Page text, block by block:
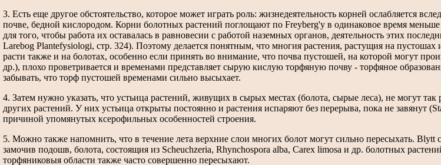
3. Есть еще другое обстоятельство, которое может играть роль: жизнедеятельность корней ослабляется
почве, бедной кислородом. Корни болотных растений поглощают по Freyberg'y в одинаковое время
для того, чтобы работа их оставалась в равновесии с работой наземных органов, деятельность этих
Larebog Plantefysiologi, стр. 324). Поэтому делается понятным, что многия растения, растущия на
расти также и на болотах, особенно если принять во внимание, что почва пустошей, на которой могут
др.), плохо проветривается и временами представляет сырую кислую торфяную почву - торфяное
забывать, что торф пустошей временами сильно высыхает.
4. Затем нужно указать, что устьица растений, живущих в сырых местах (болота, сырые леса), не могут так
других растений. У них устьица открыты постоянно и растения испаряют без перерыва, пока не завянут
причиной упомянутых ксерофильных особенностей строения.
5. Можно также напомнить, что в течение лета верхние слои многих болот могут сильно пересыхать. Blytt
замочив подошв, болота, состоящия из Scheuchzeria, Rhynchospora alba, Carex limosa и др. болотных
торфяниковыя области также часто совершенно пересыхают.